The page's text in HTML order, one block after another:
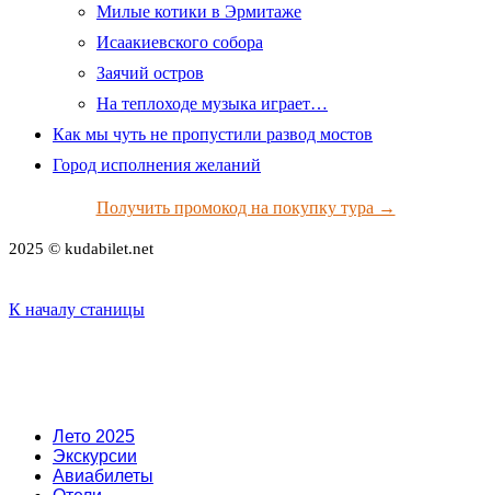
Милые котики в Эрмитаже
Исаакиевского собора
Заячий остров
На теплоходе музыка играет…
Как мы чуть не пропустили развод мостов
Город исполнения желаний
Получить промокод на покупку тура →
2025 © kudabilet.net
К началу станицы
Лето 2025
Экскурсии
Авиабилеты